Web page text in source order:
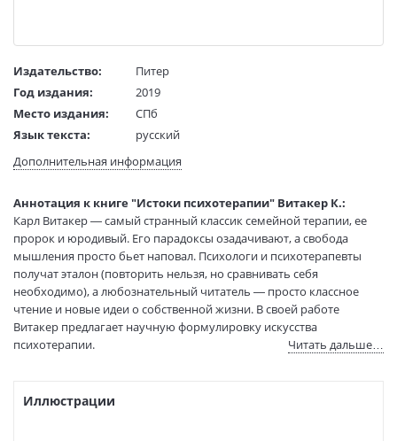
Издательство:
Питер
Год издания:
2019
Место издания:
СПб
Язык текста:
русский
Язык оригинала:
английский
Формат:
70х100 1/16
Размеры в мм
(ДхШхВ):
240x170x17
Вес:
490 гр.
Страниц:
288
Тираж:
2000 экз.
Код товара:
50024409
Артикул:
Дополнительная информация
Аннотация к книге "Истоки психотерапии" Витакер К.:
Карл Витакер — самый странный классик семейной терапии, ее
пророк и юродивый. Его парадоксы озадачивают, а свобода
мышления просто бьет наповал. Психологи и психотерапевты
получат эталон (повторить нельзя, но сравнивать себя
необходимо), а любознательный читатель — просто классное
чтение и новые идеи о собственной жизни. В своей работе
Витакер предлагает научную формулировку искусства
психотерапии.
человеческого развития и адаптации, а также общими чертами и
Читать дальше…
Иллюстрации